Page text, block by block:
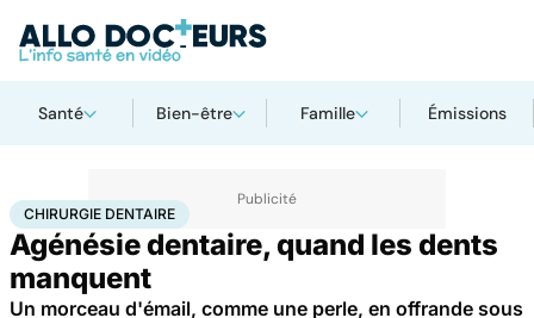
Santé Bien-être Famille Émissions
AccueilSantéMaladiesChirurgie dentaire
CHIRURGIE DENTAIRE
Agénésie dentaire, quand les dents
manquent
Un morceau d'émail, comme une perle, en offrande sous